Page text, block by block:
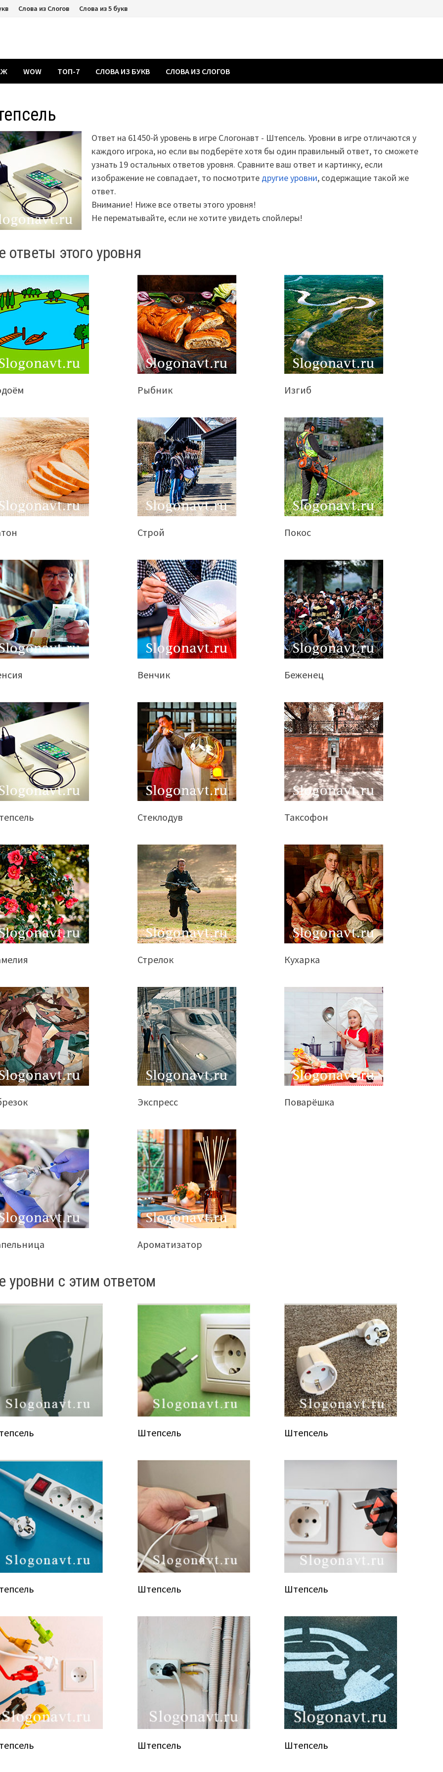
Слова из Слогов Слова из 5 букв
WOW ТОП-7 СЛОВА ИЗ БУКВ СЛОВА ИЗ СЛОГОВ
Ответ на 61450-й уровень в игре Слогонавт - Штепсель. Уровни в игре отличаются у
каждого игрока, но если вы подберёте хотя бы один правильный ответ, то сможете
узнать 19 остальных ответов уровня. Сравните ваш ответ и картинку, если
изображение не совпадает, то посмотрите другие уровни, содержащие такой же
ответ.
Внимание! Ниже все ответы этого уровня!
Не перематывайте, если не хотите увидеть спойлеры!
ответы этого уровня
Рыбник Изгиб
Строй Покос
Венчик Беженец
Стеклодув Таксофон
Стрелок Кухарка
Экспресс Поварёшка
Ароматизатор
уровни с этим ответом
Штепсель Штепсель
Штепсель Штепсель
Штепсель Штепсель